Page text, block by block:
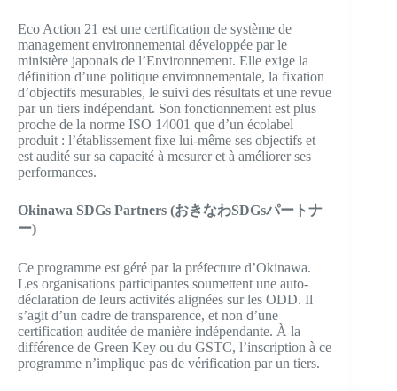
Eco Action 21 est une certification de système de
management environnemental développée par le
ministère japonais de l’Environnement. Elle exige la
définition d’une politique environnementale, la fixation
d’objectifs mesurables, le suivi des résultats et une revue
par un tiers indépendant. Son fonctionnement est plus
proche de la norme ISO 14001 que d’un écolabel
produit : l’établissement fixe lui-même ses objectifs et
est audité sur sa capacité à mesurer et à améliorer ses
performances.
Okinawa SDGs Partners (おきなわSDGsパートナ
ー)
Ce programme est géré par la préfecture d’Okinawa.
Les organisations participantes soumettent une auto-
déclaration de leurs activités alignées sur les ODD. Il
s’agit d’un cadre de transparence, et non d’une
certification auditée de manière indépendante. À la
différence de Green Key ou du GSTC, l’inscription à ce
programme n’implique pas de vérification par un tiers.